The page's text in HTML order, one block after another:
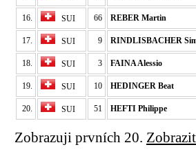
16. SUI 66 REBER Martin
17. SUI 9 RINDLISBACHER
18. SUI 3 FAINA Alessio
19. SUI 10 HEDINGER Beat
20. SUI 51 HEFTI Philippe
Zobrazuji prvních 20.